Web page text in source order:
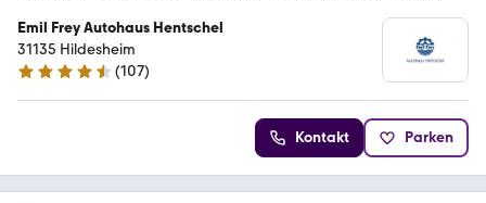
Emil Frey Autohaus Hentschel
31135 Hildesheim
4.6 Sterne
(107)
Kontakt Parken